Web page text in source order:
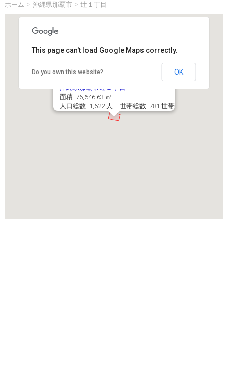
ホーム > 沖縄県那覇市> 辻１丁目
沖縄県那覇市辻１丁目
面積: 76,646.63 ㎡
人口総数: 1,622 人 世帯総数: 781 世帯
This page can't load Google Maps correctly.
Do you own this website? OK